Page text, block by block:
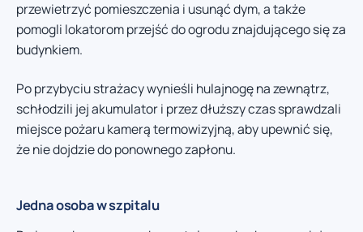
przewietrzyć pomieszczenia i usunąć dym, a także
pomogli lokatorom przejść do ogrodu znajdującego się za
budynkiem.
Po przybyciu strażacy wynieśli hulajnogę na zewnątrz,
schłodzili jej akumulator i przez dłuższy czas sprawdzali
miejsce pożaru kamerą termowizyjną, aby upewnić się,
że nie dojdzie do ponownego zapłonu.
Jedna osoba w szpitalu